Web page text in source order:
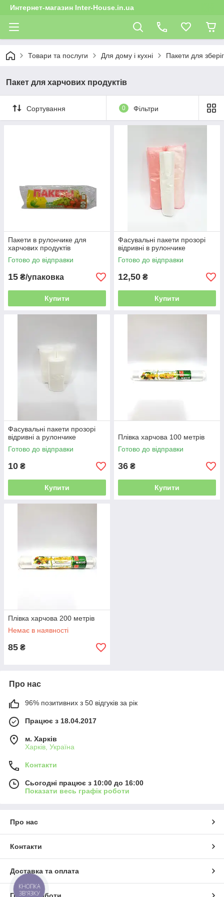
Интернет-магазин Inter-House.in.ua
Товари та послуги Для дому і кухні Пакети для
Пакет для харчових продуктів
Сортування 0 Фільтри
Пакети в рулончике для
харчових продуктів
Готово до відправки
15 ₴/упаковка
Купити
Фасувальні пакети прозорі
відривні в рулончике
Готово до відправки
12,50 ₴
Купити
Фасувальні пакети прозорі
відривні а рулончике
Готово до відправки
10 ₴
Купити
Плівка харчова 100 метрів
Готово до відправки
36 ₴
Купити
Плівка харчова 200 метрів
Немає в наявності
85 ₴
Про нас
96% позитивних з 50 відгуків за рік
Працює з 18.04.2017
м. Харків
Харків, Україна
Контакти
Сьогодні працює з 10:00 до 16:00
Показати весь графік роботи
Про нас
Контакти
Доставка та оплата
КНОПКА
ЗВ'ЯЗКУ